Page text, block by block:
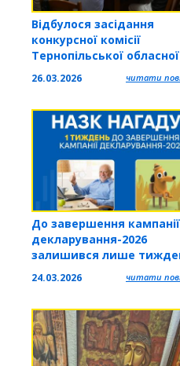
Відбулося засідання
конкурсної комісії
Тернопільської
26.03.2026 читати
До завершення кампанії
декларування-2026
залишився лише
встигніть подати
24.03.2026 читати